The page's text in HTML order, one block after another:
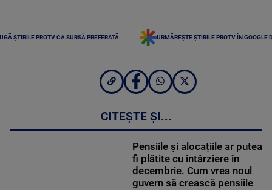
ȘTIRILE PROTV CA SURSĂ PREFERATĂ URMĂREȘTE ȘTIRILE PROTV ÎN GOOGLE
CITEȘTE ȘI...
Pensiile și alocațiile ar putea
fi plătite cu întârziere în
decembrie. Cum vrea noul
guvern să crească pensiile